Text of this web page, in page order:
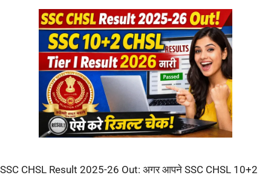
SSC CHSL Result 2025-26 Out: अगर आपने SSC CHSL 10+2